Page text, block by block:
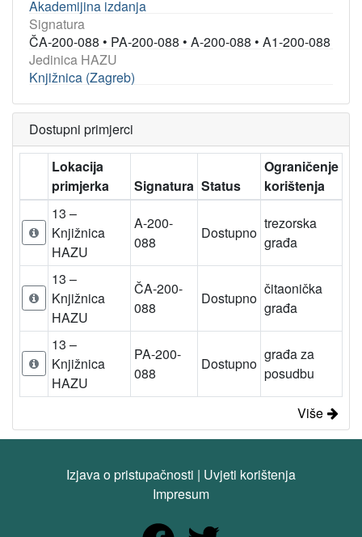
Akademijina izdanja
Signatura
ČA-200-088 • PA-200-088 • A-200-088 • A1-200-088
Jedinica HAZU
Knjižnica (Zagreb)
Dostupni primjerci
Lokacija
primjerka
Signatura Status
Ograničenje
korištenja
13 –
Knjižnica
HAZU
A-200-
088
Dostupno
trezorska
građa
13 –
Knjižnica
HAZU
ČA-200-
088
Dostupno
čitaonička
građa
13 –
Knjižnica
HAZU
PA-200-
088
Dostupno
građa za
posudbu
Više
Izjava o pristupačnosti | Uvjeti korištenja
Impresum